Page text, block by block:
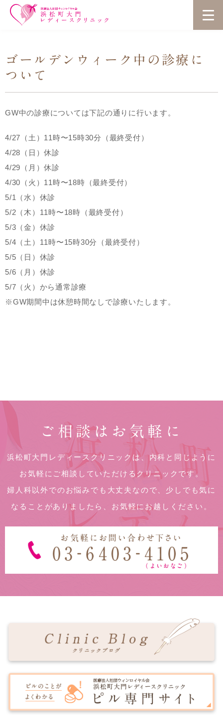
ゴールデンウィーク中の診療に
ついて
GW中の診療については下記の通りに行います。
4/27（土）11時〜15時30分（最終受付）
4/28（日）休診
4/29（月）休診
4/30（火）11時〜18時（最終受付）
5/1（水）休診
5/2（木）11時〜18時（最終受付）
5/3（金）休診
5/4（土）11時〜15時30分（最終受付）
5/5（日）休診
5/6（月）休診
5/7（火）から通常診療
※GW期間中は休憩時間なしで診療いたします。
ご相談はお気軽に
浜松町大門レディースクリニックは、内科と同じように
お気軽にご相談していただけるクリニックです。
婦人科以外でのお悩みでも大丈夫なので、少しでも気に
なることがありましたら、お気軽にお越しください。